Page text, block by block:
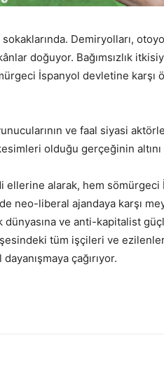
Demiryolları,
doğuyor. Bağımsızlık
İspanyol devletine
ve faal siyasi
olduğu gerçeğinin altını
ellerine alarak, hem
neo-liberal ajandaya karşı
dünyasına ve anti-kapitalist
tüm işçileri ve
çağırıyor.